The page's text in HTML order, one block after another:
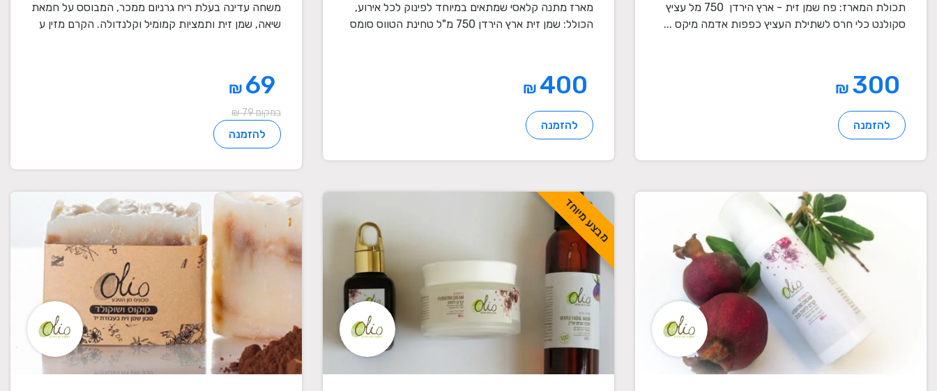
תכולת המארז: פח שמן זית - ארץ הירדן 750 מל עציץ
סקולנט כלי חרס לשתילת העציץ כפפות אדמה מיקס ...
₪
להזמנה
מארז מתנה קלאסי שמתאים במיוחד לפינוק לכל אירוע,
הכולל: שמן זית ארץ הירדן 750 מ"ל טחינת הטווס סומס
₪
להזמנה
משחה עדינה בעלת ריח גרניום ממכר, המבוסס על חמאת
שיאה, שמן זית ותמציות קמומיל וקלנדולה. הקרם מזין ע
₪
במקום 79 ₪
להזמנה
מבצע מיוחד